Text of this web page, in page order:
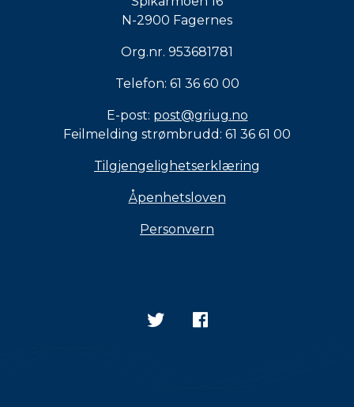
N-2900 Fagernes
Org.nr. 953681781
Telefon: 61 36 60 00
E-post: post@griug.no
Feilmelding strømbrudd: 61 36 61 00
Tilgjengelighetserklæring
Åpenhetsloven
Personvern